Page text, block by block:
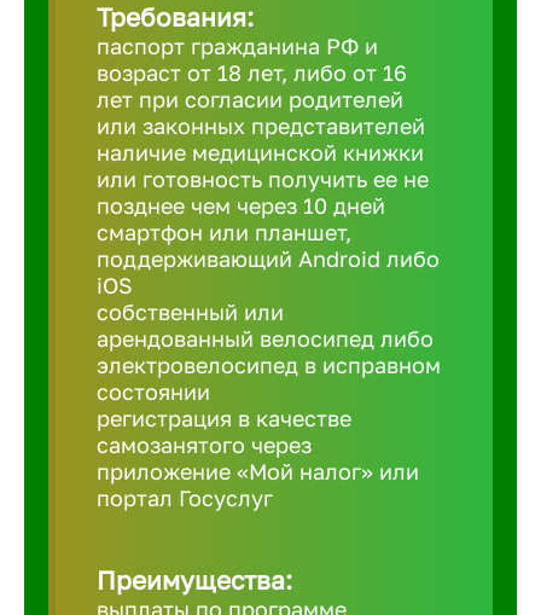
Бирск
Требования:
паспорт гражданина РФ и
возраст от 18 лет, либо от 16
лет при согласии родителей
или законных представителей
наличие медицинской книжки
или готовность получить ее не
позднее чем через 10 дней
смартфон или планшет,
поддерживающий Android либо
iOS
собственный или
арендованный велосипед либо
электровелосипед в исправном
состоянии
регистрация в качестве
самозанятого через
приложение «Мой налог» или
портал Госуслуг
Преимущества:
выплаты по программе